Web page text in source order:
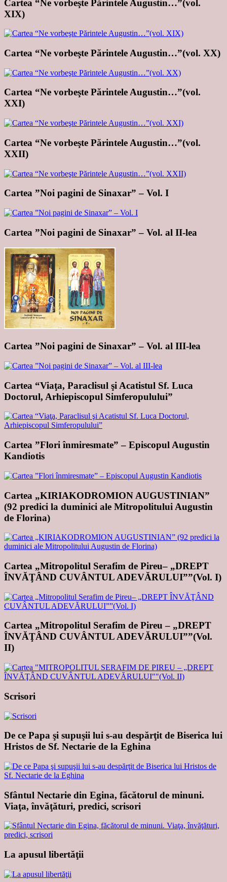
Cartea “Ne vorbeşte Părintele Augustin…”(vol.
XIX)
Cartea “Ne vorbeşte Părintele Augustin…”(vol. XX)
Cartea “Ne vorbeşte Părintele Augustin…”(vol.
XXI)
Cartea “Ne vorbeşte Părintele Augustin…”(vol.
XXII)
Cartea ”Noi pagini de Sinaxar” – Vol. I
Cartea ”Noi pagini de Sinaxar” – Vol. al II-lea
Cartea ”Noi pagini de Sinaxar” – Vol. al III-lea
Cartea “Viaţa, Paraclisul şi Acatistul Sf. Luca
Doctorul, Arhiepiscopul Simferopulului”
Cartea ”Flori înmiresmate” – Episcopul Augustin
Kandiotis
Cartea „KIRIAKODROMION AUGUSTINIAN”
(92 predici la duminici ale Mitropolitului Augustin
de Florina)
Cartea „Mitropolitul Serafim de Pireu– „DREPT
ÎNVĂŢÂND CUVÂNTUL ADEVĂRULUI””(Vol. I)
Cartea „Mitropolitul Serafim de Pireu – „DREPT
ÎNVĂŢÂND CUVÂNTUL ADEVĂRULUI””(Vol.
II)
Scrisori
De ce Papa şi supuşii lui s-au despărţit de Biserica lui
Hristos de Sf. Nectarie de la Eghina
Sfântul Nectarie din Egina, făcătorul de minuni.
Viaţa, învăţături, predici, scrisori
La apusul libertăţii